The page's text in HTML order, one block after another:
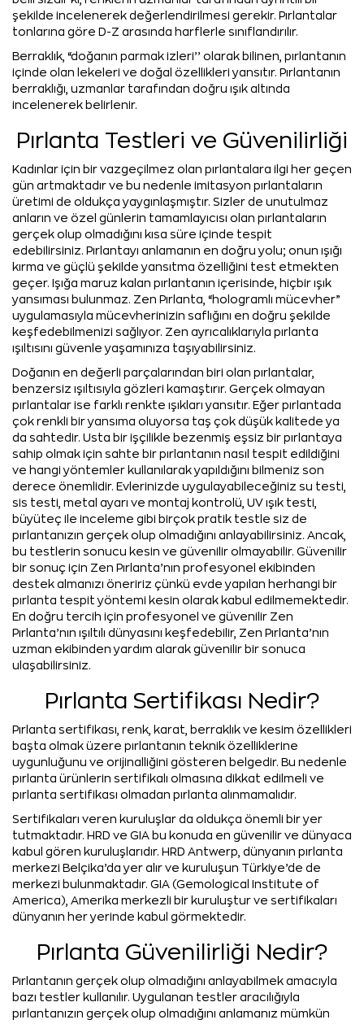
şekilde incelenerek değerlendirilmesi gerekir. Pırlantalar
tonlarına göre D-Z arasında harflerle sınıflandırılır.
Berraklık, “doğanın parmak izleri’’ olarak bilinen, pırlantanın
içinde olan lekeleri ve doğal özellikleri yansıtır. Pırlantanın
berraklığı, uzmanlar tarafından doğru ışık altında
incelenerek belirlenir.
Pırlanta Testleri ve Güvenilirliği
Kadınlar için bir vazgeçilmez olan pırlantalara ilgi her geçen
gün artmaktadır ve bu nedenle imitasyon pırlantaların
üretimi de oldukça yaygınlaşmıştır. Sizler de unutulmaz
anların ve özel günlerin tamamlayıcısı olan pırlantaların
gerçek olup olmadığını kısa süre içinde tespit
edebilirsiniz. Pırlantayı anlamanın en doğru yolu; onun ışığı
kırma ve güçlü şekilde yansıtma özelliğini test etmekten
geçer. Işığa maruz kalan pırlantanın içerisinde, hiçbir ışık
yansıması bulunmaz. Zen Pırlanta, “hologramlı mücevher”
uygulamasıyla mücevherinizin saflığını en doğru şekilde
keşfedebilmenizi sağlıyor. Zen ayrıcalıklarıyla pırlanta
ışıltısını güvenle yaşamınıza taşıyabilirsiniz.
Doğanın en değerli parçalarından biri olan pırlantalar,
benzersiz ışıltısıyla gözleri kamaştırır. Gerçek olmayan
pırlantalar ise farklı renkte ışıkları yansıtır. Eğer pırlantada
çok renkli bir yansıma oluyorsa taş çok düşük kalitede ya
da sahtedir. Usta bir işçilikle bezenmiş eşsiz bir pırlantaya
sahip olmak için sahte bir pırlantanın nasıl tespit edildiğini
ve hangi yöntemler kullanılarak yapıldığını bilmeniz son
derece önemlidir. Evlerinizde uygulayabileceğiniz su testi,
sis testi, metal ayarı ve montaj kontrolü, UV ışık testi,
büyüteç ile inceleme gibi birçok pratik testle siz de
pırlantanızın gerçek olup olmadığını anlayabilirsiniz. Ancak,
bu testlerin sonucu kesin ve güvenilir olmayabilir. Güvenilir
bir sonuç için Zen Pırlanta’nın profesyonel ekibinden
destek almanızı öneririz çünkü evde yapılan herhangi bir
pırlanta tespit yöntemi kesin olarak kabul edilmemektedir.
En doğru tercih için profesyonel ve güvenilir Zen
Pırlanta’nın ışıltılı dünyasını keşfedebilir, Zen Pırlanta’nın
uzman ekibinden yardım alarak güvenilir bir sonuca
ulaşabilirsiniz.
Pırlanta Sertifikası Nedir?
Pırlanta sertifikası, renk, karat, berraklık ve kesim özellikleri
başta olmak üzere pırlantanın teknik özelliklerine
uygunluğunu ve orijinalliğini gösteren belgedir. Bu nedenle
pırlanta ürünlerin sertifikalı olmasına dikkat edilmeli ve
pırlanta sertifikası olmadan pırlanta alınmamalıdır.
Sertifikaları veren kuruluşlar da oldukça önemli bir yer
tutmaktadır. HRD ve GIA bu konuda en güvenilir ve dünyaca
kabul gören kuruluşlarıdır. HRD Antwerp, dünyanın pırlanta
merkezi Belçika’da yer alır ve kuruluşun Türkiye’de de
merkezi bulunmaktadır. GIA (Gemological Institute of
America), Amerika merkezli bir kuruluştur ve sertifikaları
dünyanın her yerinde kabul görmektedir.
Pırlanta Güvenilirliği Nedir?
Pırlantanın gerçek olup olmadığını anlayabilmek amacıyla
bazı testler kullanılır. Uygulanan testler aracılığıyla
pırlantanızın gerçek olup olmadığını anlamanız mümkün